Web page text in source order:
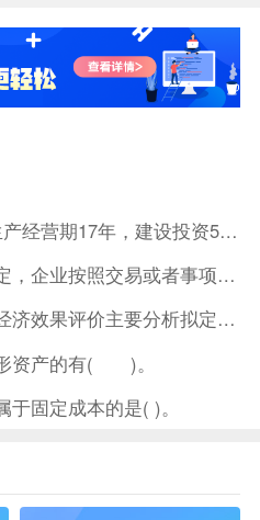
某建设项目建设期3年，生产经营期17年，建设投资5500万元
我国《企业会计准则》规定，企业按照交易或者事项的经济特征确定
对于非经营性技术方案，经济效果评价主要分析拟定方案的( )。
资产的有( )。
固定成本的是( )。